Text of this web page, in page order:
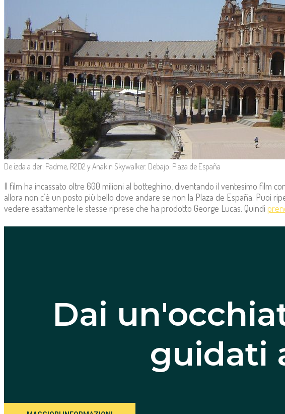
De izda a der: Padme, R2D2 y Anakin Skywalker. Debajo: Plaza de España
Il film ha incassato oltre 600 milioni al botteghino, diventando il ventesimo film
allora non c’è un posto più bello dove andare se non la Plaza de España. Puoi
vedere esattamente le stesse riprese che ha prodotto George Lucas. Quindi
Dai
guidati